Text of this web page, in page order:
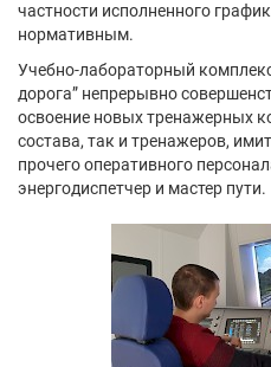
частности исполненного
нормативным.
Учебно-лабораторный
дорога” непрерывно
освоение новых тренажерных
состава, так и тренажеров,
прочего оперативного
энергодиспетчер и мастер пути.